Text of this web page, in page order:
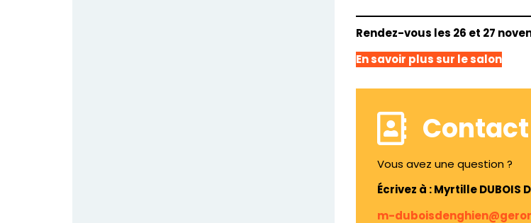
Rendez-vous les 26 et 27
En savoir plus sur le salon
Contact
Vous avez une question ?
Écrivez à : Myrtille DUBOIS
m-